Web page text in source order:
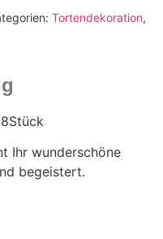
Tortendekoration,
Ihr wunderschöne
begeistert.